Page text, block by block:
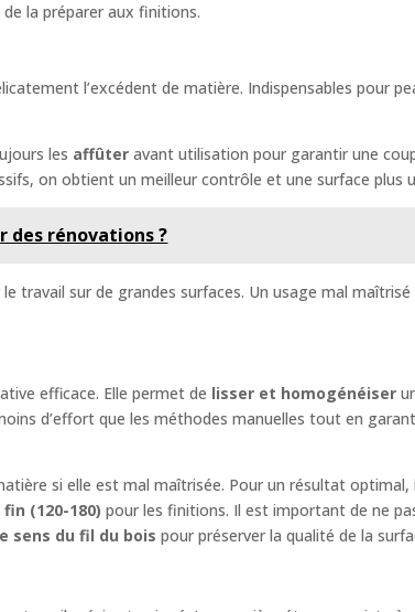
la préparer aux finitions.
l’excédent de matière. Indispensables pour
les affûter avant utilisation pour garantir une
on obtient un meilleur contrôle et une surface plus
des rénovations ?
travail sur de grandes surfaces. Un usage mal
efficace. Elle permet de lisser et homogénéiser
d’effort que les méthodes manuelles tout en
si elle est mal maîtrisée. Pour un résultat
(120-180) pour les finitions. Il est important de ne
sens du fil du bois pour préserver la qualité de la